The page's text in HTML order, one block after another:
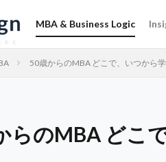
MBA & Business Logic
50歳からのMBA どこで、いつから
らのMBA どこ